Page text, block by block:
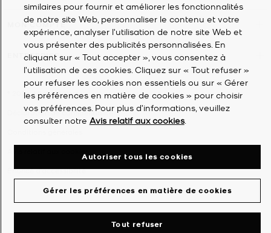
MON COMPTE
ENTREPRISE
2026Michael Kors
Déclaration de confidentialité
Énoncé d'accessibilité
similaires pour fournir et améliorer les fonctionnalités
de notre site Web, personnaliser le contenu et votre
expérience, analyser l'utilisation de notre site Web et
vous présenter des publicités personnalisées. En
cliquant sur « Tout accepter », vous consentez à
l’utilisation de ces cookies. Cliquez sur « Tout refuser »
pour refuser les cookies non essentiels ou sur « Gérer
les préférences en matière de cookies » pour choisir
vos préférences. Pour plus d’informations, veuillez
consulter notre Avis relatif aux cookies.
Gérer les préférences en matière de cookies
Tout refuser
Autoriser tous les cookies